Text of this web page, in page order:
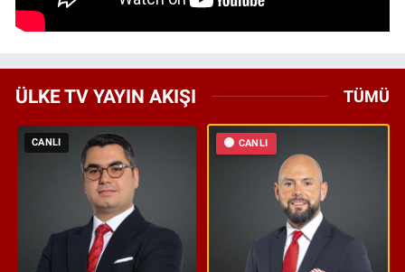
ÜLKE TV YAYIN AKIŞI TÜMÜ
CANLI CANLI